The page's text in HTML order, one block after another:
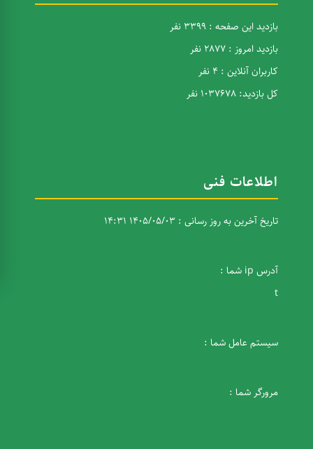
بازدید این صفحه : 3399 نفر
بازدید امروز : 2877 نفر
کاربران آنلاین : 4 نفر
کل بازدید: 1037678 نفر
اطلاعات فنی
تاریخ آخرین به روز رسانی : 1405/05/03 14:31
آدرس ip شما :
t
سیستم عامل شما :
مرورگر شما :